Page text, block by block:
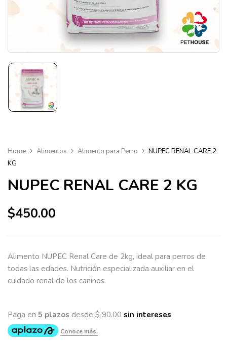
Home Alimentos Alimento para Perro
NUPEC RENAL CARE 2
KG
NUPEC RENAL CARE 2 KG
$450.00
Alimento NUPEC Renal Care de 2kg, ideal para perros de
todas las edades. Nutrición especializada auxiliar en el
cuidado renal de los caninos.